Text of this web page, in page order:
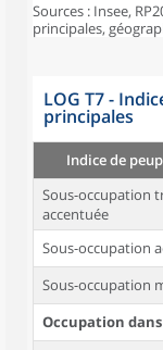
Sources : Insee,
principales,
LOG T7 -
principales
Indice de
Sous-occupation
accentuée
Sous-occupation
Sous-occupation
Occupation